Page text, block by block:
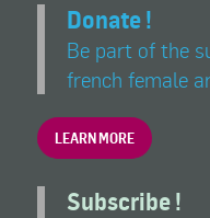
Donate !
Be part of the
french female
LEARN MORE
Subscribe !